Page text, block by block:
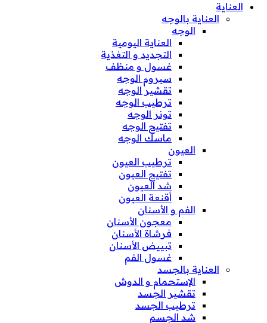
العناية
العناية بالوجه
الوجه
العناية اليومية
التجديد و التغذية
غسول و منظف
سيروم الوجه
تقشير الوجه
ترطيب الوجه
تونر الوجه
تفتيح الوجه
ماسك الوجه
العيون
ترطيب العيون
تفتيح العيون
شد العيون
أقنعة العيون
الفم و الأسنان
معجون الأسنان
فرشاة الأسنان
تبييض الأسنان
غسول الفم
العناية بالجسد
الإستحمام و الدوش
تقشير الجسد
ترطيب الجسد
شد الجسم